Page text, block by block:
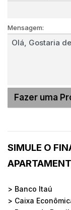
Mensagem:
SIMULE O
> Banco Itaú
> Caixa